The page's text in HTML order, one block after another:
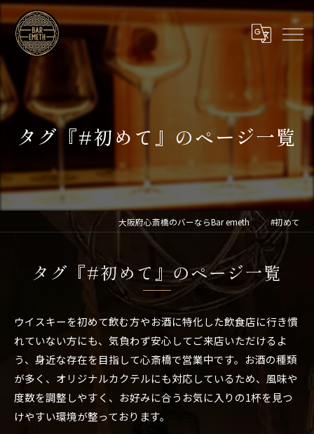
タグ『#初めて』のページ一覧
大阪府心斎橋のバーならBar emeth #初めて
タグ『#初めて』のページ一覧
ウイスキーを初めて飲む方やお酒に特化した飲食店に行き慣
れていない方にも、気負わず安心してご来店いただけるよ
う、身近な存在を目指して心斎橋で営業中です。お酒の種類
が多く、オリジナルカクテルにも対応しているため、風味や
度数を調整しやすく、お好みに合うお気に入りの1杯を見つ
けやすい環境が整っております。